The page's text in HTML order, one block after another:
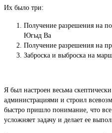
Их было три:
Получение разрешения на
Югыд Ва
Получение разрешения на
Заброска и выброска на
Я был настроен весьма
администрациями и строил
быстро пришло понимание, что все
усложняет задачу и делает ее